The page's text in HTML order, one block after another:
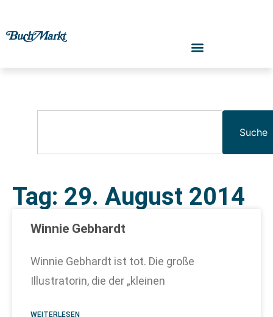
Suche
Tag: 29. August 2014
Winnie Gebhardt
Winnie Gebhardt ist tot. Die große
Illustratorin, die der „kleinen
WEITERLESEN